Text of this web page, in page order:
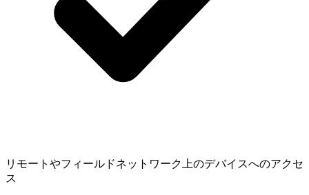
リモートやフィールドネットワーク上のデバイスへのアクセ
ス